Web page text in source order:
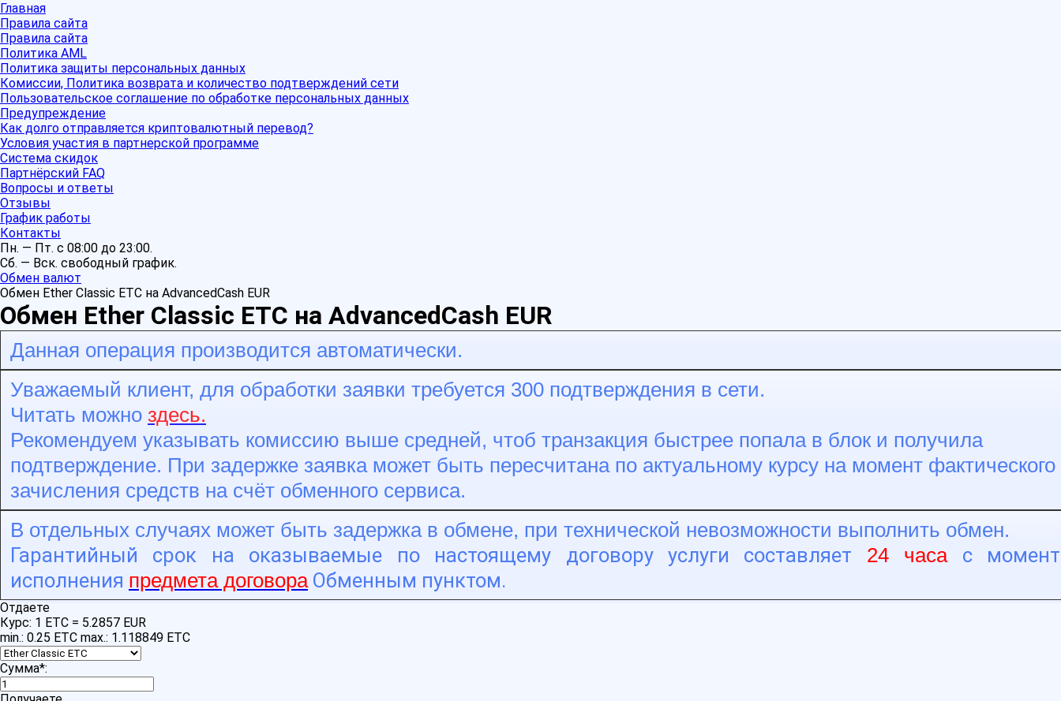
Главная
Правила сайта
Правила сайта
Политика AML
Политика защиты персональных данных
Комиссии, Политика возврата и количество подтверждений сети
Пользовательское соглашение по обработке персональных данных
Предупреждение
Как долго отправляется криптовалютный перевод?
Условия участия в партнерской программе
Система скидок
Партнёрский FAQ
Вопросы и ответы
Отзывы
График работы
Контакты
Пн. — Пт. с 08:00 до 23:00.
Сб. — Вск. свободный график.
Обмен валют
Обмен Ether Classic ETC на AdvancedCash EUR
Обмен Ether Classic ETC на AdvancedCash EUR
Данная операция производится автоматически.
Уважаемый клиент, для обработки заявки требуется 300 подтверждения в сети.
Читать можно здесь.
Рекомендуем указывать комиссию выше средней, чтоб транзакция быстрее попала в блок и получила
подтверждение. При задержке заявка может быть пересчитана по актуальному курсу на момент фактического
зачисления средств на счёт обменного сервиса.
В отдельных случаях может быть задержка в обмене, при технической невозможности выполнить обмен.
Гарантийный срок на оказываемые по настоящему договору услуги составляет 24 часас
исполнения предмета договораОбменным пунктом.
Отдаете
Курс: 1 ETC = 5.2857 EUR
min.: 0.25 ETC max.: 1.118849 ETC
Сумма*: